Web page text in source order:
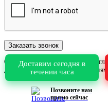
Доставим сегодня в
течении часа
Позвоните нам
прямо сейчас
Оставляя заявку, я даю свое
данных и соглашаюсь с
X